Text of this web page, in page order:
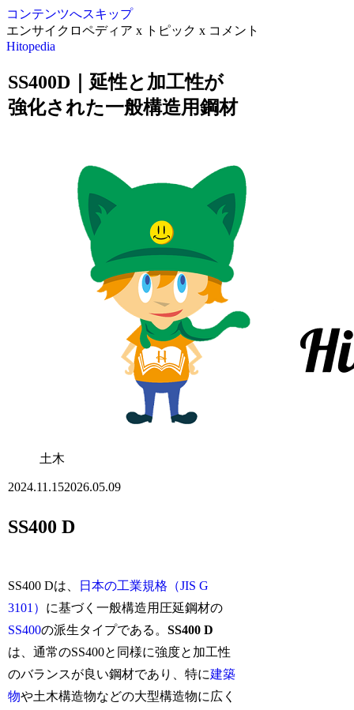
コンテンツへスキップ
エンサイクロペディア x トピック x コメント
Hitopedia
SS400D｜延性と加工性が
強化された一般構造用鋼材
土木
2024.11.152026.05.09
SS400 D
SS400 Dは、
日本の工業規格（JIS G
3101） に基づく一般構造用圧延鋼材の
SS400の派生タイプである。SS400 D
は、通常のSS400と同様に強度と加工性
のバランスが良い鋼材であり、特に建築
物や土木構造物などの大型構造物に広く